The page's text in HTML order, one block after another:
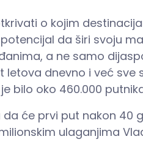
o kojim
da širi svoju
a ne samo
letova dnevno i već
bilo oko 460.000
da će prvi put nakon
ulaganjima